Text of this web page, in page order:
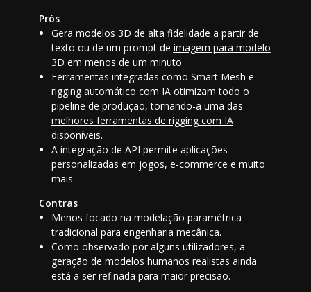
Prós
Gera modelos 3D de alta fidelidade a partir de
texto ou de um prompt de imagem para modelo
3D em menos de um minuto.
Ferramentas integradas como Smart Mesh e
rigging automático com IAotimizam todo o
pipeline de produção, tornando-a uma das
melhores ferramentas de rigging com IA
disponíveis.
A integração de API permite aplicações
personalizadas em jogos, e-commerce e muito
mais.
Contras
Menos focado na modelação paramétrica
tradicional para engenharia mecânica.
Como observado por alguns utilizadores, a
geração de modelos humanos realistas ainda
está a ser refinada para maior precisão.